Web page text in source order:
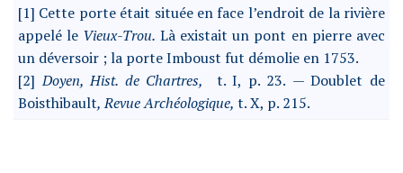
[1] Cette porte était située en face l’endroit de la rivière
appelé le Vieux-Trou. Là existait un pont en pierre avec
un déversoir ; la porte Imboust fut démolie en 1753.
[2]Doyen, Hist. de Chartres, t. I, p. 23. —Doublet de
Boisthibault, Revue Archéologique, t. X, p. 215.